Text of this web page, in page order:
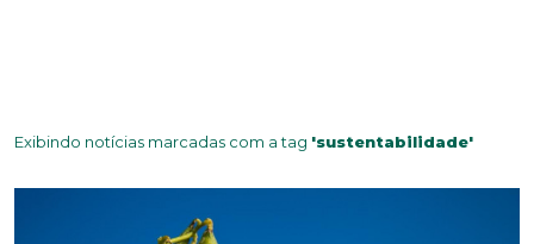
Exibindo notícias marcadas com a tag 'sustentabilidade'